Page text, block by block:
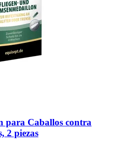
para Caballos contra
2 piezas